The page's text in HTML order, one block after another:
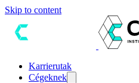
Skip to content
Karrierutak
Cégeknek